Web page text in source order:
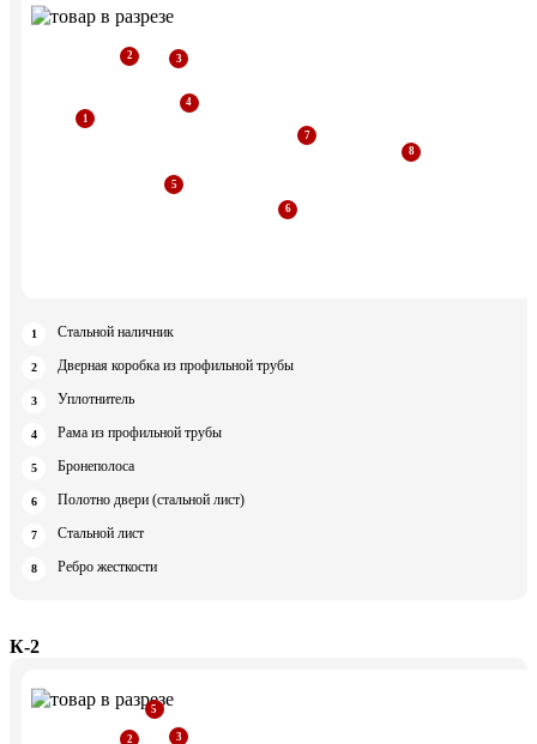
Стальной наличник
Дверная коробка из профильной трубы
Уплотнитель
Рама из профильной трубы
Бронеполоса
Полотно двери (стальной лист)
Стальной лист
Ребро жесткости
К-2